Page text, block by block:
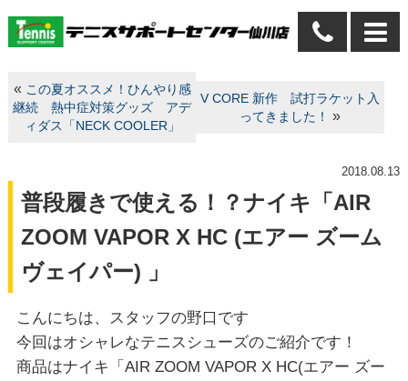
« この夏オススメ！ひんやり感
継続 熱中症対策グッズ アデ
ィダス「NECK COOLER」
V CORE 新作 試打ラケット入
ってきました！
»
2018.08.13
普段履きで使える！？ナイキ「AIR
ZOOM VAPOR X HC (エアー ズーム
ヴェイパー) 」
こんにちは、スタッフの野口です
今回はオシャレなテニスシューズのご紹介です！
商品はナイキ「AIR ZOOM VAPOR X HC(エアー ズー